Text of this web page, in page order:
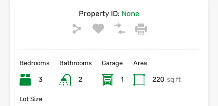
Property ID: None
Bedrooms
3
Bathrooms
2
Garage
1
Area
220 sq ft
Lot Size